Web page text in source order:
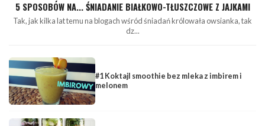
5 SPOSOBÓW NA... ŚNIADANIE BIAŁKOWO-TŁUSZCZOWE Z JAJKAMI
Tak, jak kilka lat temu na blogach wśród śniadań królowała owsianka, tak
dz...
#1 Koktajl smoothie bez mleka z imbirem i
melonem